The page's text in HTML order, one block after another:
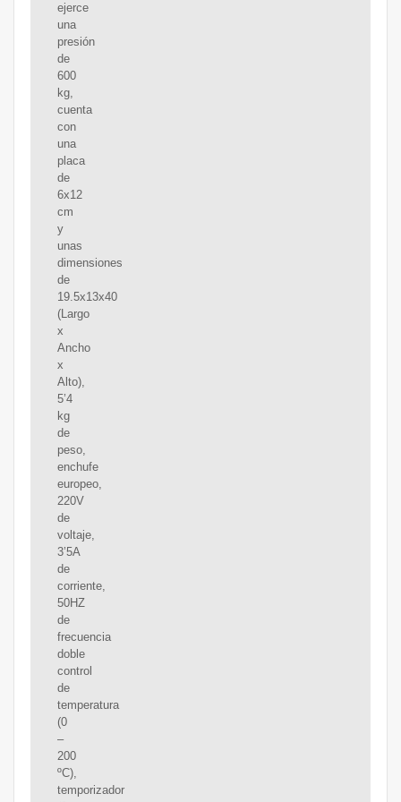
ejerce
una
presión
de
600
kg,
cuenta
con
una
placa
de
6x12
cm
y
unas
dimensiones
de
19.5x13x40
(Largo
x
Ancho
x
Alto),
5’4
kg
de
peso,
enchufe
europeo,
220V
de
voltaje,
3’5A
de
corriente,
50HZ
de
frecuencia
doble
control
de
temperatura
(0
–
200
ºC),
temporizador